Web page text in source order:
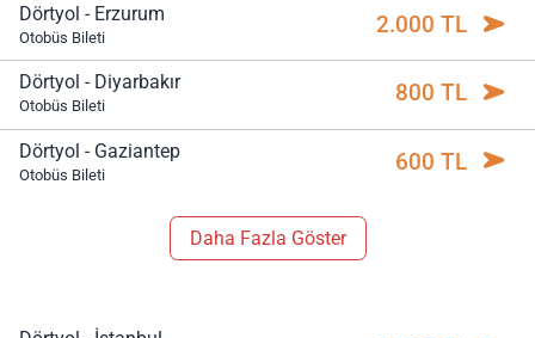
Dörtyol - Erzurum
Otobüs Bileti 2.000 TL
Dörtyol - Diyarbakır
Otobüs Bileti 800 TL
Dörtyol - Gaziantep
Otobüs Bileti 600 TL
Daha Fazla Göster